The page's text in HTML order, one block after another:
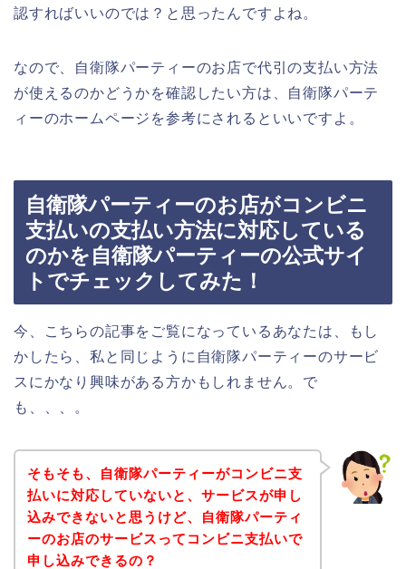
認すればいいのでは？と思ったんですよね。
なので、自衛隊パーティーのお店で代引の支払い方法
が使えるのかどうかを確認したい方は、自衛隊パーテ
ィーのホームページを参考にされるといいですよ。
自衛隊パーティーのお店がコンビニ
支払いの支払い方法に対応している
のかを自衛隊パーティーの公式サイ
トでチェックしてみた！
今、こちらの記事をご覧になっているあなたは、もし
かしたら、私と同じように自衛隊パーティーのサービ
スにかなり興味がある方かもしれません。で
も、、、。
そもそも、自衛隊パーティーがコンビニ支
払いに対応していないと、サービスが申し
込みできないと思うけど、自衛隊パーティ
ーのお店のサービスってコンビニ支払いで
申し込みできるの？